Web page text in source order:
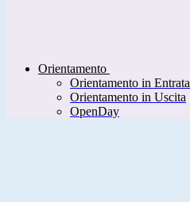
Orientamento
Orientamento in Entrata
Orientamento in Uscita
OpenDay